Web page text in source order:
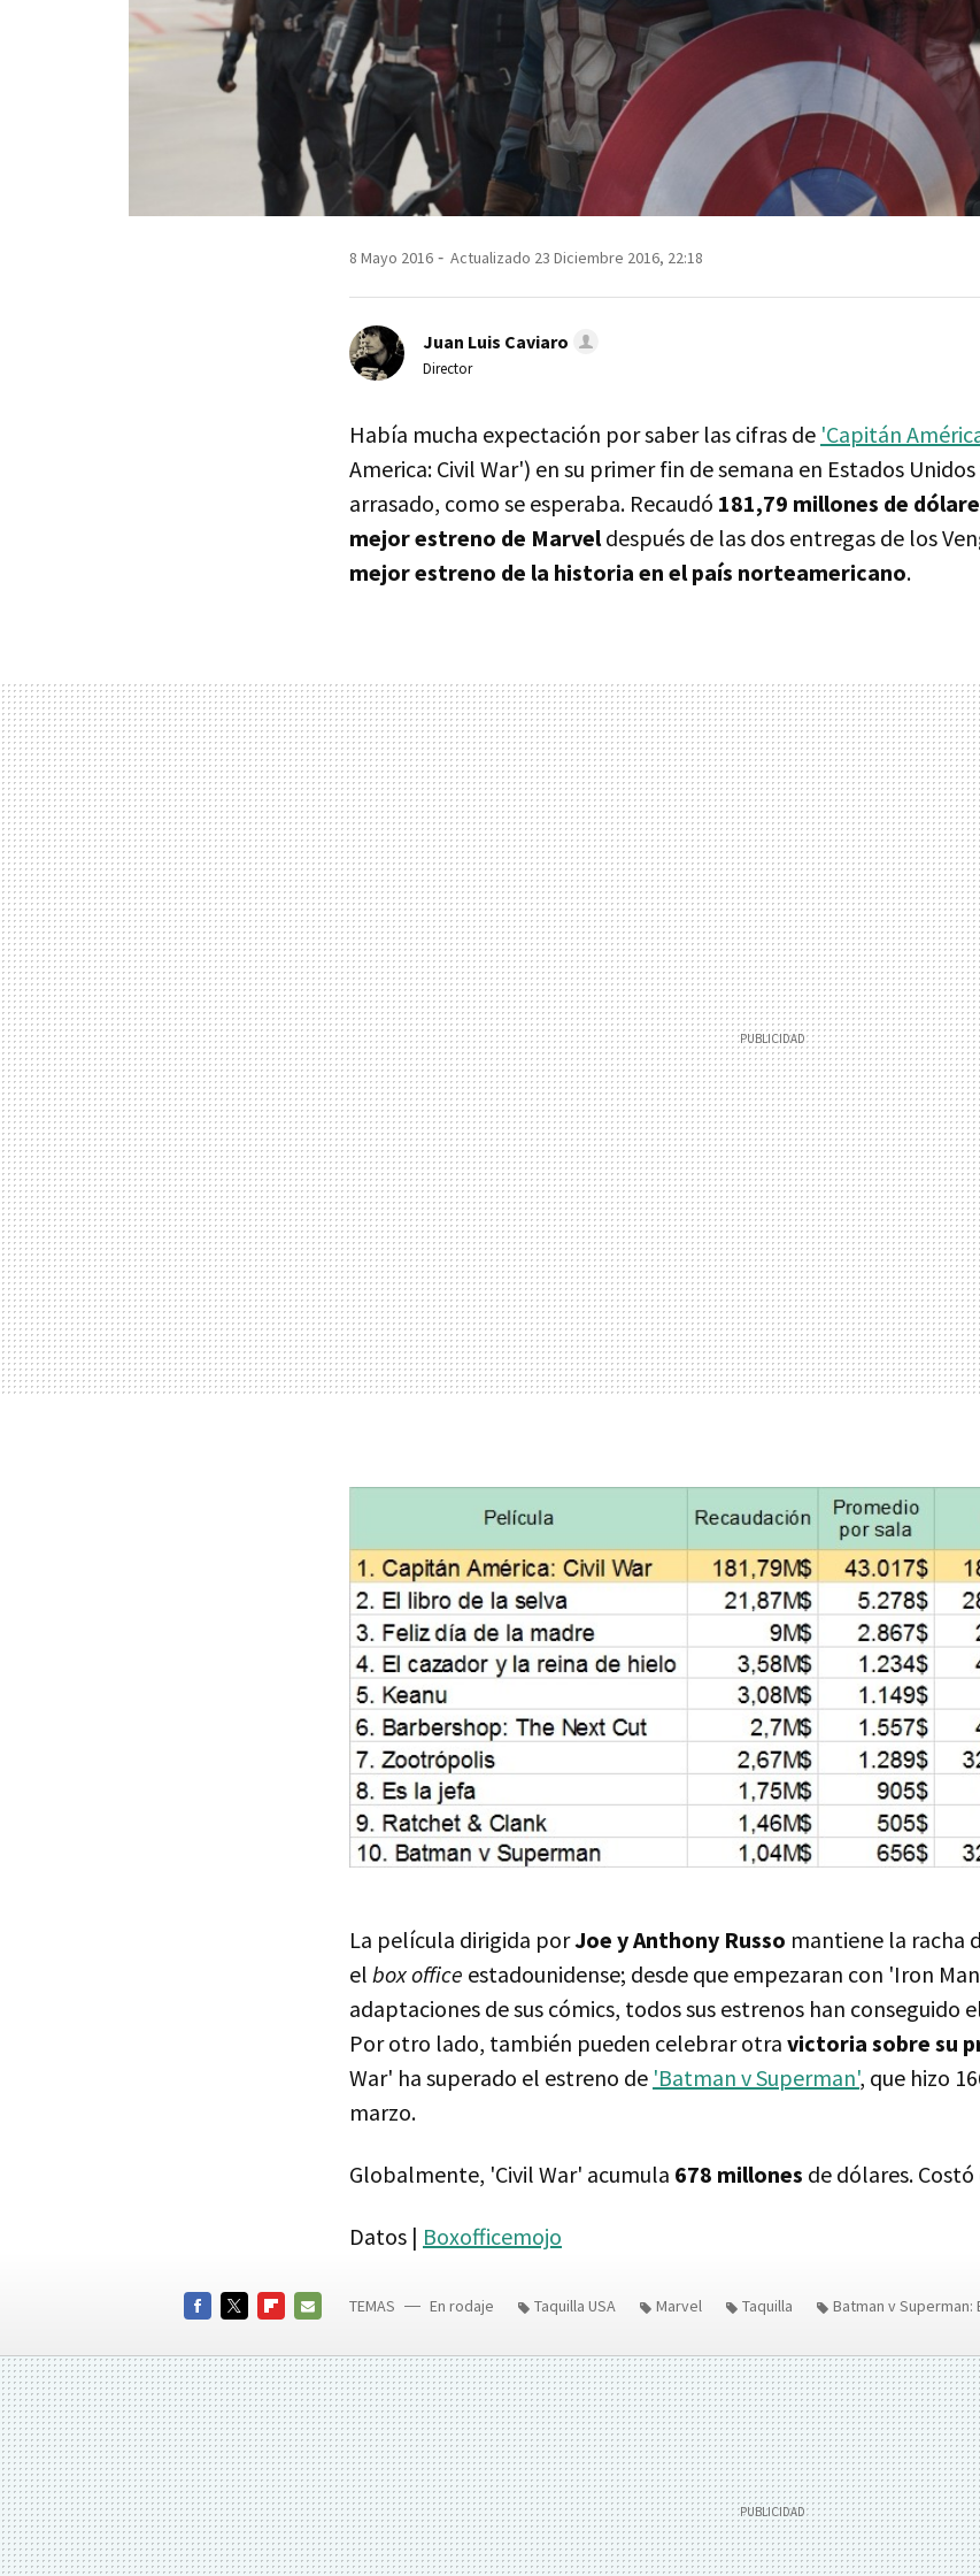
8 Mayo 2016 Actualizado 23 Diciembre 2016, 22:18
Juan Luis Caviaro
Director
Había mucha expectación por saber las cifras de 'Capitán
America: Civil War') en su primer fin de semana en Estados
arrasado, como se esperaba. Recaudó 181,79 millones de
mejor estreno de Marveldespués de las dos entregas de los
mejor estreno de la historia en el país norteamericano.
La película dirigida porJoe y Anthony Russo mantiene la racha
el box office estadounidense; desde que empezaran con 'Iron
adaptaciones de sus cómics, todos sus estrenos han conseguido
Por otro lado, también pueden celebrar otra victoria sobre su
War' ha superado el estreno de 'Batman v Superman', que hizo
marzo.
Globalmente, 'Civil War' acumula 678 millones de dólares.
Datos | Boxofficemojo
MAIL
TEMAS En rodaje Taquilla USA Marvel Taquilla
Batman v Superman: